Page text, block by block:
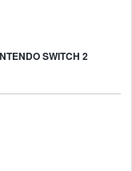
SWITCH 2